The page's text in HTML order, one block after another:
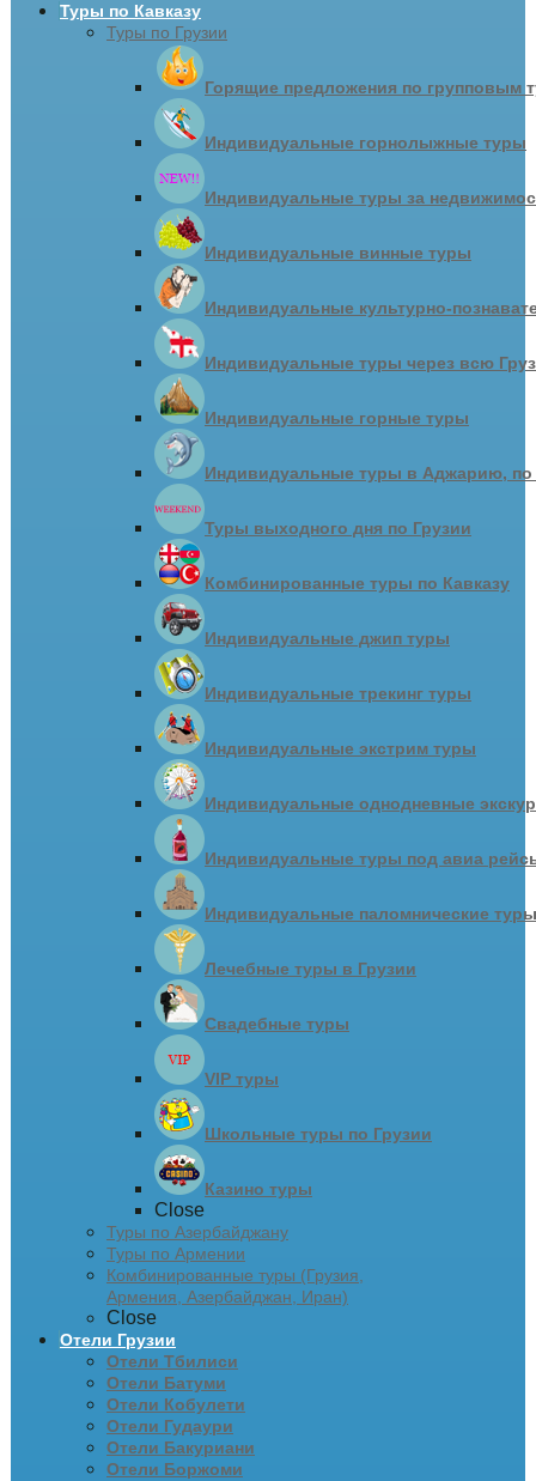
Туры по Кавказу
Туры по Грузии
Горящие предложения по групповым
Индивидуальные горнолыжные туры
Индивидуальные туры за
Индивидуальные винные туры
Индивидуальные культурно-
Индивидуальные туры через всю
Индивидуальные горные туры
Индивидуальные туры в Аджарию,
Туры выходного дня по Грузии
Комбинированные туры по Кавказу
Индивидуальные джип туры
Индивидуальные трекинг туры
Индивидуальные экстрим туры
Индивидуальные однодневные
Индивидуальные туры под авиа
Индивидуальные паломнические туры
Лечебные туры в Грузии
Свадебные туры
VIP туры
Школьные туры по Грузии
Казино туры
Close
Туры по Азербайджану
Туры по Армении
Комбинированные туры (Грузия,
Армения, Азербайджан, Иран)
Close
Отели Грузии
Отели Тбилиси
Отели Батуми
Отели Кобулети
Отели Гудаури
Отели Бакуриани
Отели Боржоми